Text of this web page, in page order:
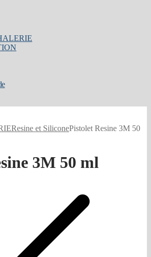
Resine et SiliconePistolet Resine 3M 50
3M 50 ml